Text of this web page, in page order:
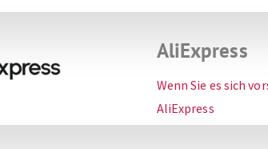
AliExpress
Wenn Sie es sich
AliExpress